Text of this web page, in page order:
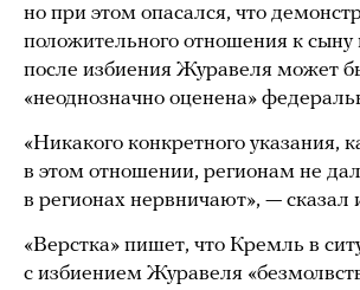
но при этом опасался, что
положительного отношения к сыну
после избиения Журавеля может
«неоднозначно оценена»
«Никакого конкретного указания,
в этом отношении, регионам не
в регионах нервничают», — сказал
«Верстка» пишет, что Кремль в
с избиением Журавеля